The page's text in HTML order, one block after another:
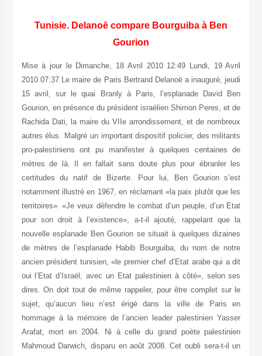
Tunisie. Delanoë compare Bourguiba à Ben
Gourion
Mise à jour le Dimanche, 18 Avril 2010 12:49 Lundi, 19 Avril
2010 07:37 Le maire de Paris Bertrand Delanoë a inauguré, jeudi
15 avril, sur le quai Branly à Paris, l’esplanade David Ben
Gourion, en présence du président israélien Shimon Peres, et de
Rachida Dati, la maire du VIIe arrondissement, et de nombreux
autres élus. Malgré un important dispositif policier, des militants
pro-palestiniens ont pu manifester à quelques centaines de
mètres de là. Il en fallait sans doute plus pour ébranler les
certitudes du natif de Bizerte. Pour lui, Ben Gourion s’est
notamment illustré en 1967, en réclamant «la paix plutôt que les
territoires». «Je veux défendre le combat d’un peuple, d’un Etat
pour son droit à l’existence», a-t-il ajouté, rappelant que la
nouvelle esplanade Ben Gourion se situait à quelques dizaines
de mètres de l’esplanade Habib Bourguiba, du nom de notre
ancien président tunisien, «le premier chef d’Etat arabe qui a dit
oui l’Etat d’Israël, avec un Etat palestinien à côté», selon ses
dires. On doit tout de même rappeler, pour être complet sur le
sujet, qu’aucun lieu n’est érigé dans la ville de Paris en
hommage à la mémoire de l’ancien leader palestinien Yasser
Arafat, mort en 2004. Ni à celle du grand poète palestinien
Mahmoud Darwich, disparu en août 2008. Cet oubli sera-t-il un